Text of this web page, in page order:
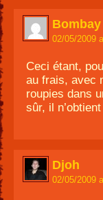
02/05/2009
Ceci étant,
au frais, avec
roupies dans
sûr, il
Djoh
02/05/2009